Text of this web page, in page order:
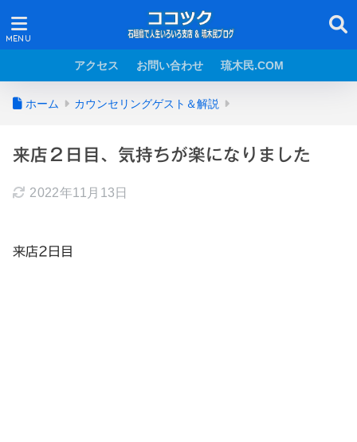
アクセス お問い合わせ 琉木民.COM
ホーム カウンセリングゲスト＆解説
来店２日目、気持ちが楽になりました
2022年11月13日
来店2日目